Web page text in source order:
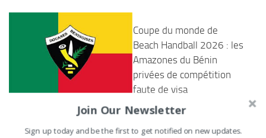
Bénin : une femme
désormais à la tête de la
Coupe du monde de
Beach Handball 2026 : les
Amazones du Bénin
privées de compétition
faute de visa
23 JUIN 2026
Join Our Newsletter
Sign up today and be the first to get notified on new updates.